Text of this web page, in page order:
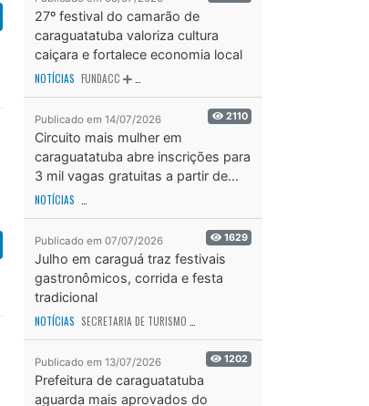
27º festival do camarão de
caraguatatuba valoriza cultura
caiçara e fortalece economia local
NOTÍCIAS FUNDACC
Publicado em 14/07/2026 2110
Circuito mais mulher em
caraguatatuba abre inscrições para
3 mil vagas gratuitas a partir de...
NOTÍCIAS
Publicado em 07/07/2026 1629
Julho em caraguá traz festivais
gastronômicos, corrida e festa
tradicional
NOTÍCIAS SECRETARIA DE TURISMO
Publicado em 13/07/2026 1202
Prefeitura de caraguatatuba
aguarda mais aprovados do